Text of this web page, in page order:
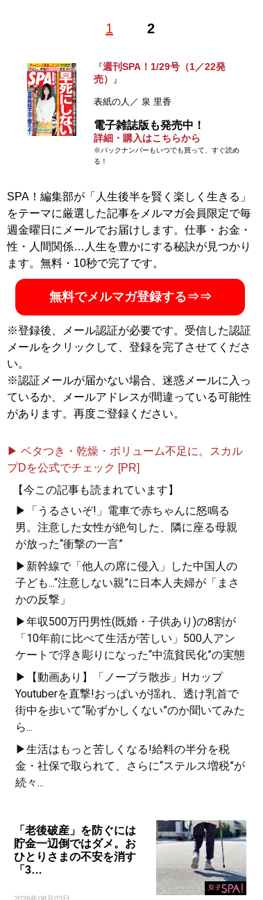
1 2
『週刊SPA！1/29号（1／22発
売）
』
表紙の人／ 泉 里香
電子雑誌版も発売中！
詳細・購入はこちらから
※バックナンバーもいつでも買って、すぐ読め
る！
SPA！編集部が「人生後半を賢く楽しく生きる」
をテーマに厳選した記事をメルマガ会員限定で毎
週金曜日にメールでお届けします。仕事・お金・
性・人間関係…人生を豊かにする秘訣が見つかり
ます。無料・10秒で完了です。
無料でメルマガ登録する⇒⇒
※登録後、メール認証が必要です。受信した認証
メールをクリックして、登録を完了させてくださ
い。
※認証メールが届かない場合、迷惑メールに入っ
ているか、メールアドレスが間違っている可能性
があります。再度ご登録ください。
▶ ベタつき・乾燥・ボリューム不足に。スカル
プDを公式でチェック [PR]
【今この記事も読まれています】
▶「うるさいぞ!」電車で赤ちゃんに怒鳴る
男。注意した女性が絶句した、隣に座る母親
が放った“衝撃の一言”
▶新幹線で「他人の席に侵入」した中国人の
子ども...“注意しない親”に日本人夫婦が「まさ
かの反撃」
▶年収500万円男性(既婚・子供あり)の8割が
「10年前に比べて生活が苦しい」500人アン
ケートで浮き彫りになった“中流貧民化”の実態
▶【動画あり】「ノーブラ散歩」Hカップ
Youtuberを直撃!おっぱいが揺れ、透け乳首で
街中を歩いて“恥ずかしくない”のか聞いてみた
ら...
▶生活はもっと苦しくなる!給料の半分を税
金・社保で取られて、さらに“ステルス増税”が
続々...
「老後破産」を防ぐには
貯金一辺倒ではダメ。お
ひとりさまの不安を消す
「3…